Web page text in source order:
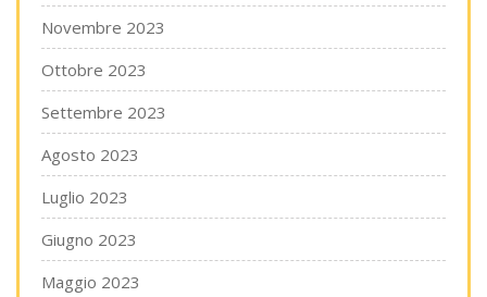
Novembre 2023
Ottobre 2023
Settembre 2023
Agosto 2023
Luglio 2023
Giugno 2023
Maggio 2023